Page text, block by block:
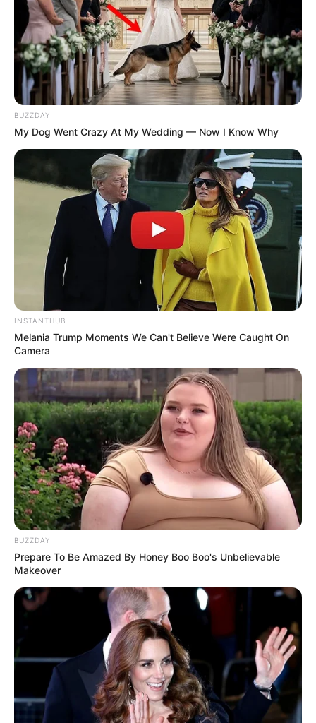
BUZZDAY
My Dog Went Crazy At My Wedding — Now I Know Why
INSTANTHUB
Melania Trump Moments We Can't Believe Were Caught On
Camera
BUZZDAY
Prepare To Be Amazed By Honey Boo Boo's Unbelievable
Makeover